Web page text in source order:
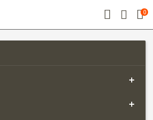
0